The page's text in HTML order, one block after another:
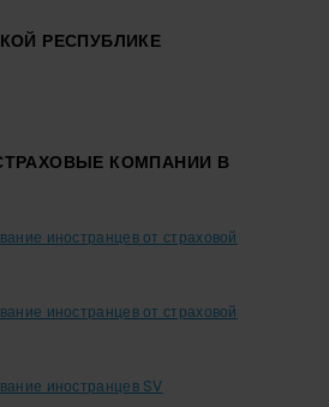
РЕСПУБЛИКЕ
КОМПАНИИ В
иностранцев от страховой
иностранцев от страховой
иностранцев SV